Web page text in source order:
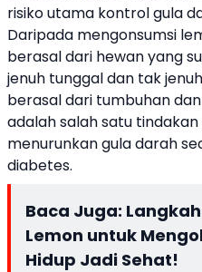
risiko utama kontrol gula
Daripada mengonsumsi
berasal dari hewan yang
jenuh tunggal dan tak
berasal dari tumbuhan
adalah salah satu
menurunkan gula darah
diabetes.
Baca Juga:
Lemon untuk
Hidup Jadi Sehat!